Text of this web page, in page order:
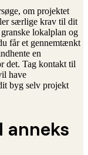
om projektet
særlige krav til dit
lokalplan og
får et gennemtænkt
en
det. Tag kontakt til
have
byg selv projekt
anneks